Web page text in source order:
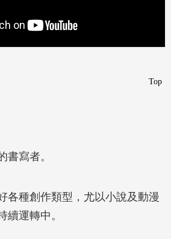
Top
書寫者。
各種創作類型，尤以小說及動漫
續運轉中。